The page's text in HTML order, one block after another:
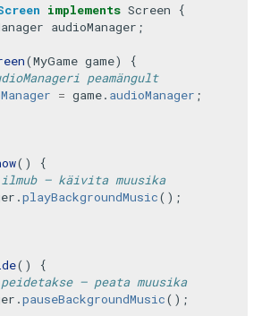
implements Screen
{
audioManager ;
(MyGame game)
{
peamängult
= game. audioManager ;
()
{
– käivita muusika
.playBackgroundMusic();
()
{
– peata muusika
.pauseBackgroundMusic();